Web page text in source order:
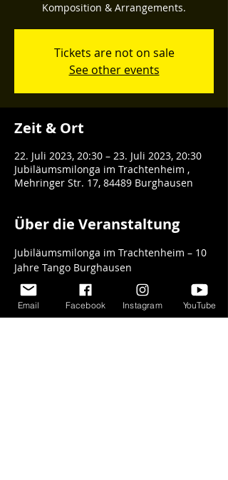
Komposition & Arrangements.
Tickets are not on sale
See other events
Zeit & Ort
22. Juli 2023, 20:30 – 23. Juli 2023, 20:30
Jubiläumsmilonga im Trachtenheim ,
Mehringer Str. 17, 84489 Burghausen
Über die Veranstaltung
Jubiläumsmilonga im Trachtenheim – 10
Regine Nosske, Geige.
Katharina Müller,
Geige.
Facundo Barreyra, Bandoneon,
Komposition & Arrangements.
Email Facebook Instagram YouTube